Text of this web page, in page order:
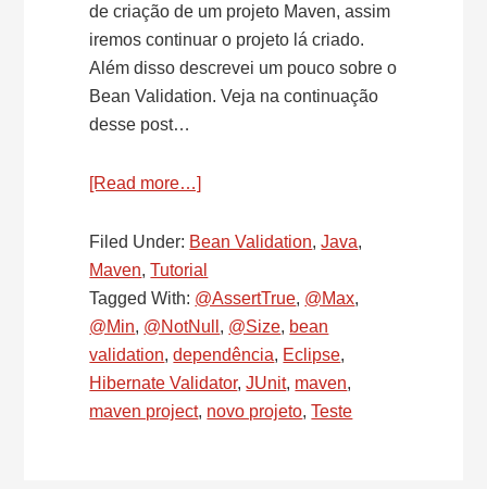
de criação de um projeto Maven, assim
iremos continuar o projeto lá criado.
Além disso descrevei um pouco sobre o
Bean Validation. Veja na continuação
desse post…
[Read more…]
um
projeto
Maven
+
Bean
Validation
versão
Filed Under: Bean Validation,Java,
Maven,Tutorial
Tagged With: @AssertTrue, @Max,
@Min, @NotNull , @Size, bean
validation,dependência, Eclipse,
Hibernate Validator,JUnit, maven,
maven project, novo projeto,Teste